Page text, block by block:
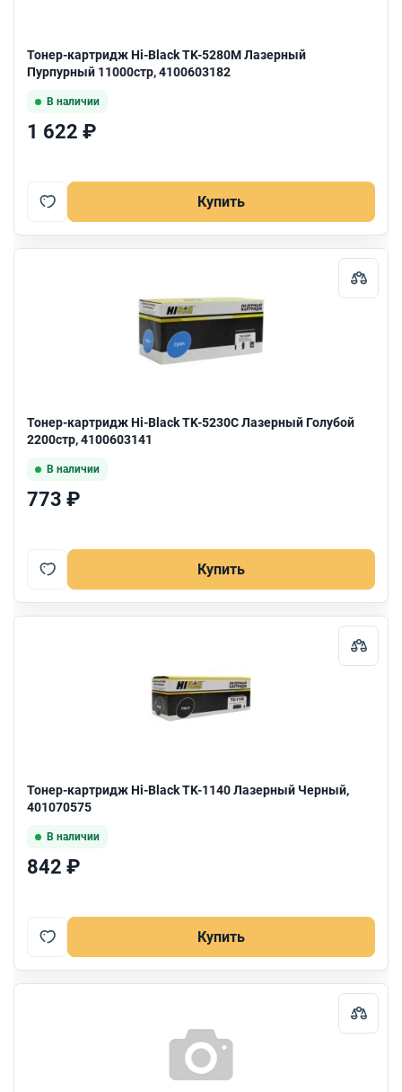
Тонер-картридж Hi-Black TK-5280M Лазерный
Пурпурный 11000стр, 4100603182
В наличии
1 622 ₽
Купить
Тонер-картридж Hi-Black TK-5230C Лазерный Голубой
2200стр, 4100603141
В наличии
773 ₽
Купить
Тонер-картридж Hi-Black TK-1140 Лазерный Черный,
401070575
В наличии
842 ₽
Купить